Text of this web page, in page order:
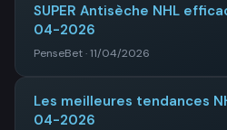
SUPER Antisèche NHL
04-2026
PenseBet · 11/04/2026
Les meilleures tendances
04-2026